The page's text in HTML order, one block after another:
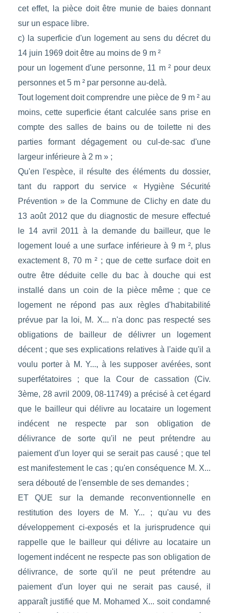
cet effet, la pièce doit être munie de baies donnant
sur un espace libre.
c) la superficie d'un logement au sens du décret du
14 juin 1969 doit être au moins de 9 m ²
pour un logement d'une personne, 11 m ² pour deux
personnes et 5 m ² par personne au-delà.
Tout logement doit comprendre une pièce de 9 m ² au
moins, cette superficie étant calculée sans prise en
compte des salles de bains ou de toilette ni des
parties formant dégagement ou cul-de-sac d'une
largeur inférieure à 2 m » ;
Qu'en l'espèce, il résulte des éléments du dossier,
tant du rapport du service « Hygiène Sécurité
Prévention » de la Commune de Clichy en date du
13 août 2012 que du diagnostic de mesure effectué
le 14 avril 2011 à la demande du bailleur, que le
logement loué a une surface inférieure à 9 m ², plus
exactement 8, 70 m ² ; que de cette surface doit en
outre être déduite celle du bac à douche qui est
installé dans un coin de la pièce même ; que ce
logement ne répond pas aux règles d'habitabilité
prévue par la loi, M. X... n'a donc pas respecté ses
obligations de bailleur de délivrer un logement
décent ; que ses explications relatives à l'aide qu'il a
voulu porter à M. Y..., à les supposer avérées, sont
superfétatoires ; que la Cour de cassation (Civ.
3ème, 28 avril 2009, 08-11749) a précisé à cet égard
que le bailleur qui délivre au locataire un logement
indécent ne respecte par son obligation de
délivrance de sorte qu'il ne peut prétendre au
paiement d'un loyer qui se serait pas causé ; que tel
est manifestement le cas ; qu'en conséquence M. X...
sera débouté de l'ensemble de ses demandes ;
ET QUE sur la demande reconventionnelle en
restitution des loyers de M. Y... ; qu'au vu des
développement ci-exposés et la jurisprudence qui
rappelle que le bailleur qui délivre au locataire un
logement indécent ne respecte pas son obligation de
délivrance, de sorte qu'il ne peut prétendre au
paiement d'un loyer qui ne serait pas causé, il
apparaît justifié que M. Mohamed X... soit condamné